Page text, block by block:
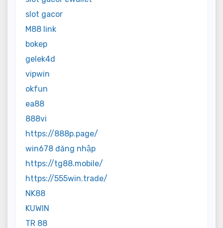
slot gacor
M88 link
bokep
gelek4d
vipwin
okfun
ea88
888vi
https://888p.page/
win678 đăng nhập
https://tg88.mobile/
https://555win.trade/
NK88
KUWIN
TR 88